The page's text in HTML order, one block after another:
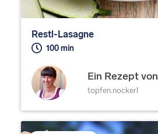
Restl-Lasagne
100 min
Ein Rezept von
topfen.nockerl